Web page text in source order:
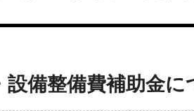
備整備費補助金に